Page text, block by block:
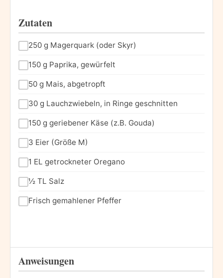
Zutaten
250 g Magerquark (oder Skyr)
150 g Paprika, gewürfelt
50 g Mais, abgetropft
30 g Lauchzwiebeln, in Ringe geschnitten
150 g geriebener Käse (z.B. Gouda)
3 Eier (Größe M)
1 EL getrockneter Oregano
½ TL Salz
Frisch gemahlener Pfeffer
Anweisungen